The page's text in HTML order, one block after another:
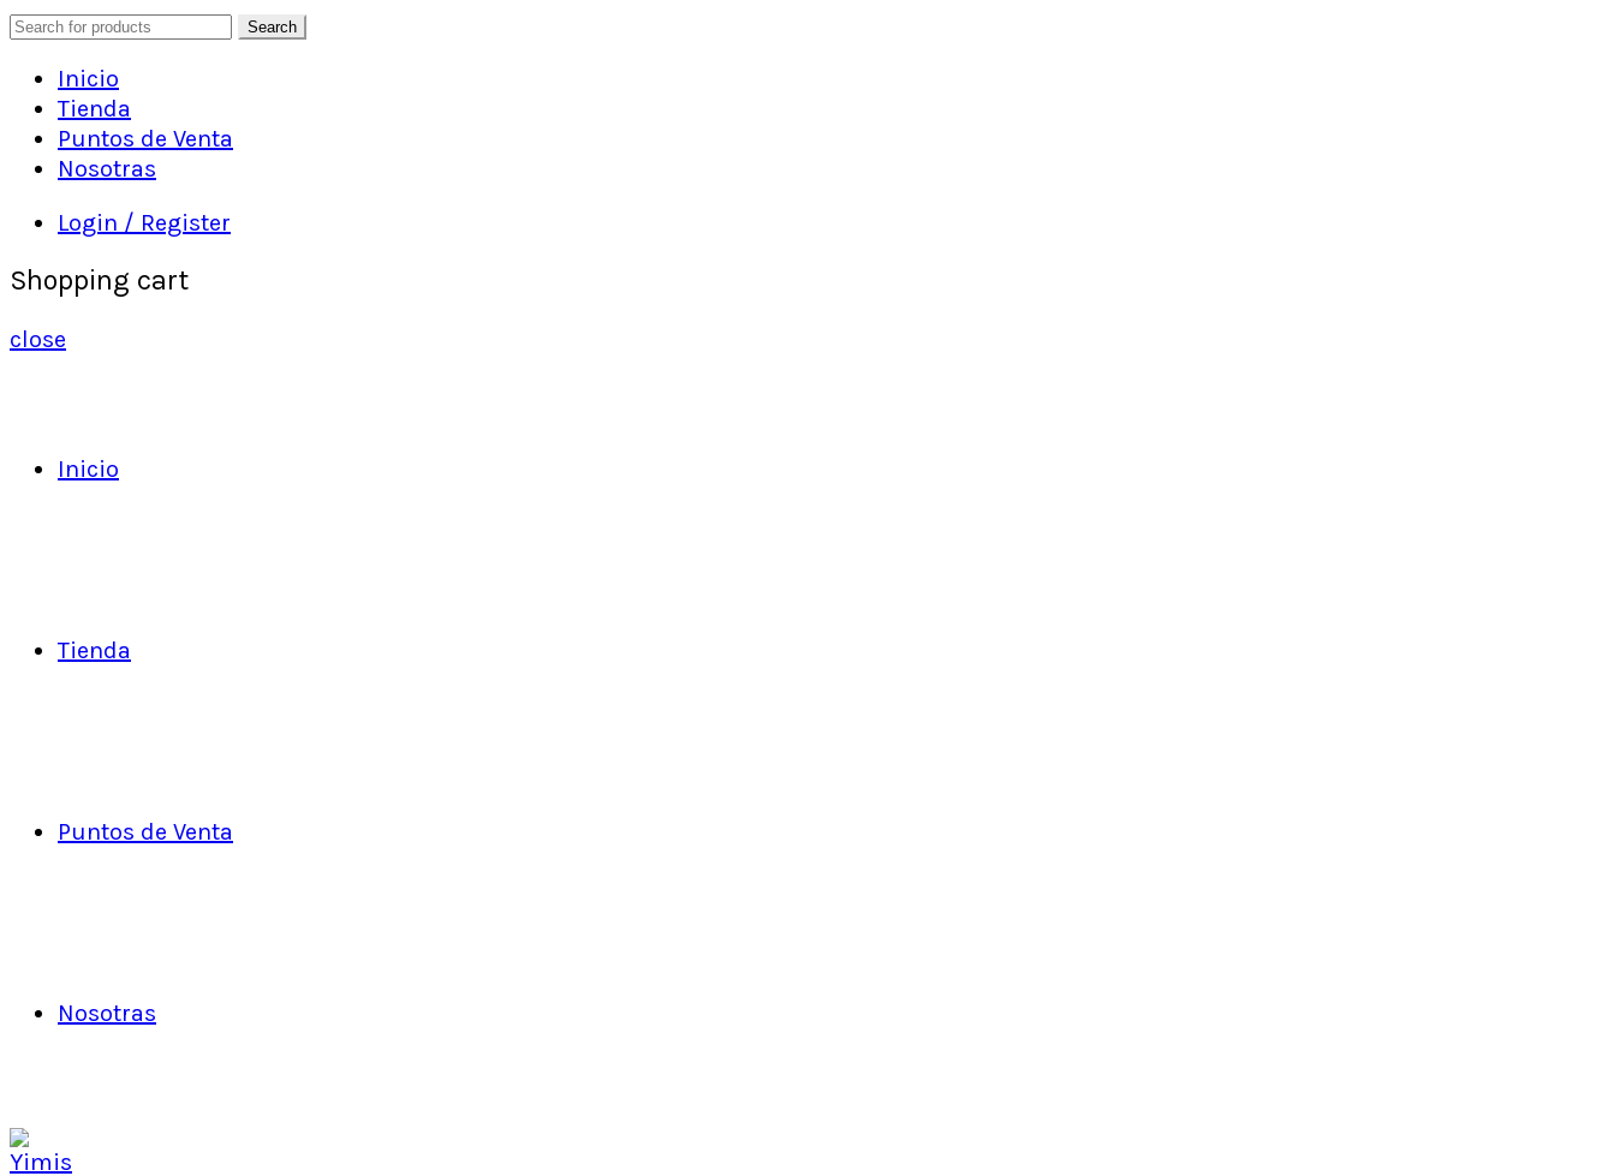
Search
Inicio
Tienda
Puntos de Venta
Nosotras
Login / Register
Shopping cart
close
Inicio
Tienda
Puntos de Venta
Nosotras